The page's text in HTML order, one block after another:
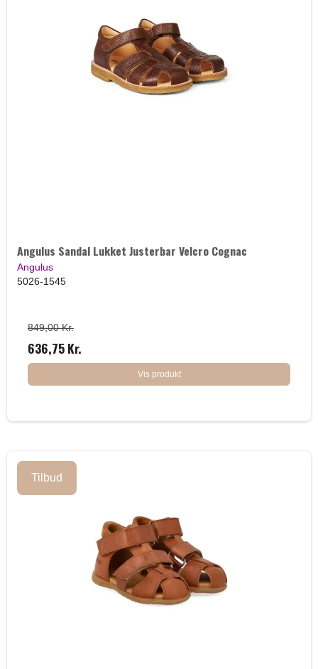
Angulus Sandal Lukket Justerbar Velcro Cognac
Angulus
5026-1545
849,00 Kr.
636,75 Kr.
Vis produkt
Tilbud